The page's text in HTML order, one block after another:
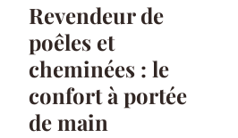
Revendeur de
poêles et
cheminées : le
confort à portée
de main